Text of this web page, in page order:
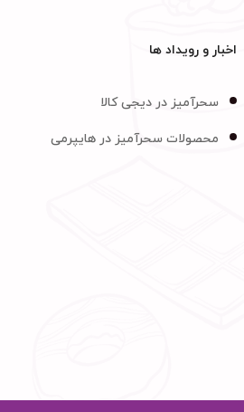
اخبار و رویداد ها
سحرآمیز در دیجی کالا
محصولات سحرآمیز در هایپرمی